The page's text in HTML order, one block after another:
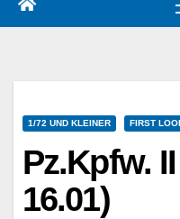
1/72 UND KLEINER FIRST
Pz.Kpfw.
16.01)